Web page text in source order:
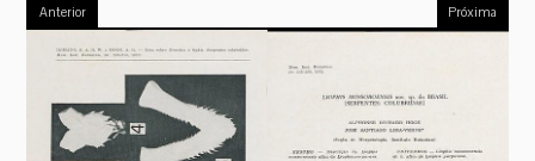
Anterior Próxima